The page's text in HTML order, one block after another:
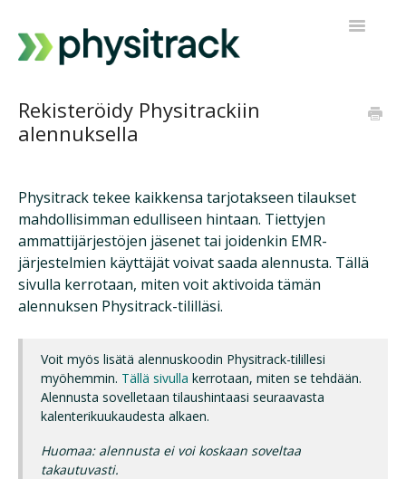
Toggle
Rekisteröidy Physitrackiin
alennuksella
Physitrack tekee kaikkensa tarjotakseen tilaukset
mahdollisimman edulliseen hintaan. Tiettyjen
ammattijärjestöjen jäsenet tai joidenkin EMR-
järjestelmien käyttäjät voivat saada alennusta. Tällä
sivulla kerrotaan, miten voit aktivoida tämän
alennuksen Physitrack-tililläsi.
Voit myös lisätä alennuskoodin Physitrack-tilillesi
myöhemmin. Tällä sivulla kerrotaan, miten se tehdään.
Alennusta sovelletaan tilaushintaasi seuraavasta
kalenterikuukaudesta alkaen.
Huomaa: alennusta ei voi koskaan soveltaa
takautuvasti.